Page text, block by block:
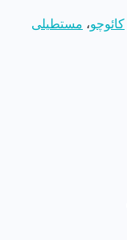
کائوچو، مستطیلی